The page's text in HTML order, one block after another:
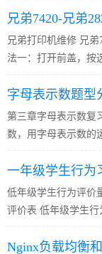
90030052读作： 二
兄弟7420-兄弟
清零
兄弟打印机维修 兄
法一：打开前盖，按
下，打开打印机前盖
字母表示数题型
第三章字母表示数复
数，用字母表示数的
表示实际问题中某一
并...
一年级学生行为
价表
低年级学生行为评价
评价表 低年级学生
见要有礼貌 提地，
Nginx负载均衡